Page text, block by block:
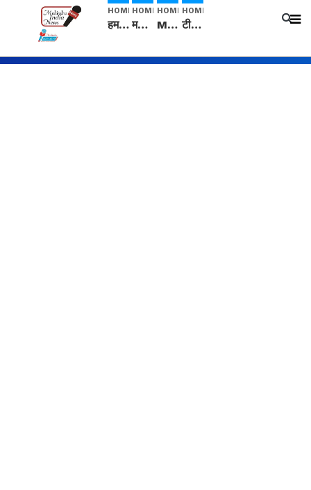
HOME
हम सनातनी..." सांसद kangana Ranaut से क्या बोली लड़की? Viral Jantar-Mantar | CJP protest
HOME
मनीषा हत्याकांड: हत्या, आत्महत्या या कोई बड़ा राज? | Full Story | Josh Haryana
HOME
Mangalsutra: हिंदू धर्म में शादी के बाद मंगलसूत्र क्यों पहनती है महिलाएं, किसने शुरु की ये परंपरा
HOME
टीम बीकेई ने एग्रीकल्चर ग्रेड की यूरिया खाद गट्टों में बदलकर टेक्निकल ग्रेड में बेचने वालों पर करवाई कार्रवाई: लखविंदर सिंह औलख